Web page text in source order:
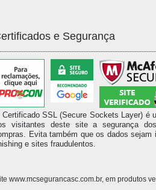
e Segurança
Certificado SSL (Secure Sockets Layer) é
visitantes deste site a segurança
Evita também que os dados sejam
e sites fraudulentos.
www.mcsegurancasc.com.br, em produtos